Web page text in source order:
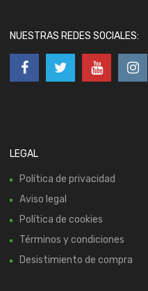
NUESTRAS REDES SOCIALES:
LEGAL
Política de privacidad
Aviso legal
Política de cookies
Términos y condiciones
Desistimiento de compra